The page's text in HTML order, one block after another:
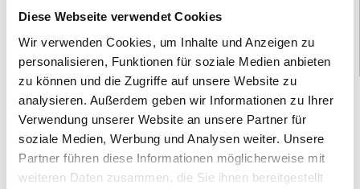
Diese Webseite verwendet Cookies
Wir verwenden Cookies, um Inhalte und Anzeigen zu
personalisieren, Funktionen für soziale Medien anbieten
zu können und die Zugriffe auf unsere Website zu
analysieren. Außerdem geben wir Informationen zu Ihrer
Verwendung unserer Website an unsere Partner für
soziale Medien, Werbung und Analysen weiter. Unsere
Partner führen diese Informationen möglicherweise mit
weiteren Daten zusammen, die Sie ihnen bereitgestellt
auslagern, sind wir flexibler und können individuelle
Lösungen anbieten."
So sind wir noch effektiver und erfolgreicher:
"Durch die lange und enge Zusammenarbeit mit
überregionalen Kooperationspartnern kann ich meinen
Mandanten kompetente Ansprechpartner in vielen
anderen Fachbereichen zur Seite stellen (z.B. Patentrecht